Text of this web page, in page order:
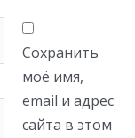
Сохранить
моё имя,
email и адрес
сайта в этом